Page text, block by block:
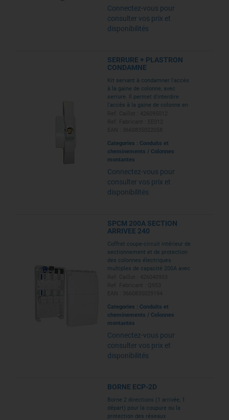
Connectez-vous pour
consulter vos prix et
disponibilités
SERRURE + PLASTRON
CONDAMNE
Kit servant à condamner l'accès
à la gaine de colonne, avec
serrure. Il permet d'interdire
l'accès à la gaine de colonne en
Categories : Conduits et
cheminements / Colonnes
montantes
Connectez-vous pour
consulter vos prix et
disponibilités
SPCM 200A SECTION
ARRIVEE 240
Coffret coupe-circuit intérieur de
sectionnement et de protection
des colonnes électriques
multiples de capacité 200A avec
Categories : Conduits et
cheminements / Colonnes
montantes
Connectez-vous pour
consulter vos prix et
disponibilités
BORNE ECP-2D
Borne 2 directions (1 arrivée, 1
départ) pour la coupure ou la
protection des réseaux